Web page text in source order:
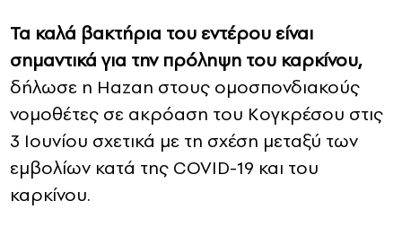
Τα καλά βακτήρια του εντέρου είναι
σημαντικά για την πρόληψη του καρκίνου,
δήλωσε η Hazan στους ομοσπονδιακούς
νομοθέτες σε ακρόαση του Κογκρέσου στις
3 Ιουνίου σχετικά με τη σχέση μεταξύ των
εμβολίων κατά της COVID-19 και του
καρκίνου.